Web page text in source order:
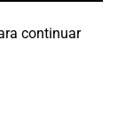
continuar